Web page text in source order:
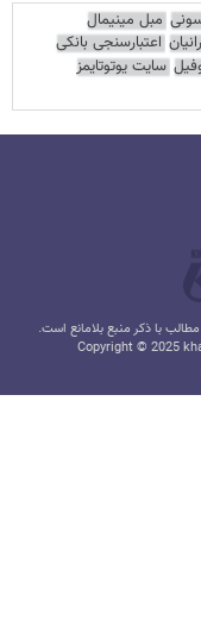
مبل مینیمال
اعتبارسنجی بانکی
سایت یوتوتایمز
با ذکر منبع بلامانع است.
Copyright © 2025